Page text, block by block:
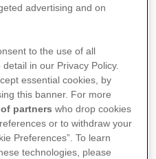
PIANO
DI LETTURA: 2’
#orientamento
#futuro #giovani
#sostenibilità
#inclusione
advertising and on
to the use of all
in our Privacy Policy.
essential cookies, by
this banner. For more
partners who drop cookies
or to withdraw your
Preferences”. To learn
technologies, please